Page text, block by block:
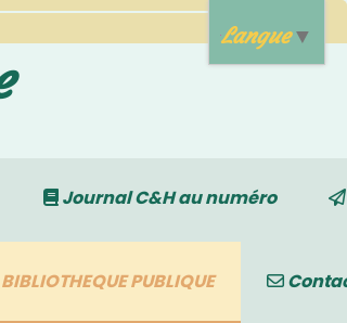
Journal C&H au numéro
PUBLIQUE
Langue▼